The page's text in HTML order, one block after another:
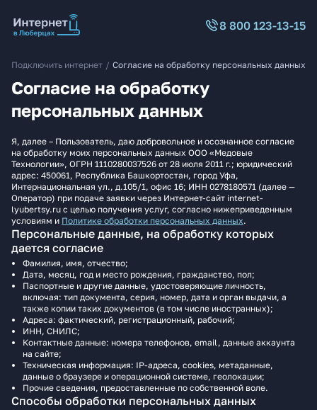
8 800 123-13-15
Подключить интернет / Согласие на обработку персональных данных
Согласие на обработку
персональных данных
Я, далее – Пользователь, даю добровольное и осознанное согласие
на обработку моих персональных данных ООО «Медовые
Технологии», ОГРН 1110280037526 от 28 июля 2011 г.; юридический
адрес: 450061, Республика Башкортостан, город Уфа,
Интернациональная ул., д.105/1, офис 16; ИНН 0278180571 (далее —
Оператор) при подаче заявки через Интернет-сайт internet-
lyubertsy.ru с целью получения услуг, согласно нижеприведенным
условиям и Политике обработки персональных данных.
Персональные данные, на обработку которых
дается согласие
Фамилия, имя, отчество;
Дата, месяц, год и место рождения, гражданство, пол;
Паспортные и другие данные, удостоверяющие личность,
включая: тип документа, серия, номер, дата и орган выдачи, а
также копии таких документов (в том числе иностранных);
Адреса: фактический, регистрационный, рабочий;
ИНН, СНИЛС;
Контактные данные: номера телефонов, email, данные аккаунта
на сайте;
Техническая информация: IP-адреса, cookies, метаданные,
данные о браузере и операционной системе, геолокации;
Прочие сведения, предоставленные по собственной воле.
Способы обработки персональных данных